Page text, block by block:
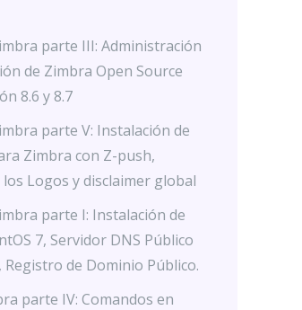
parte III: Administración
de Zimbra Open Source
8.6 y 8.7
parte V: Instalación de
Zimbra con Z-push,
Logos y disclaimer global
parte I: Instalación de
7, Servidor DNS Público
de Dominio Público.
parte IV: Comandos en